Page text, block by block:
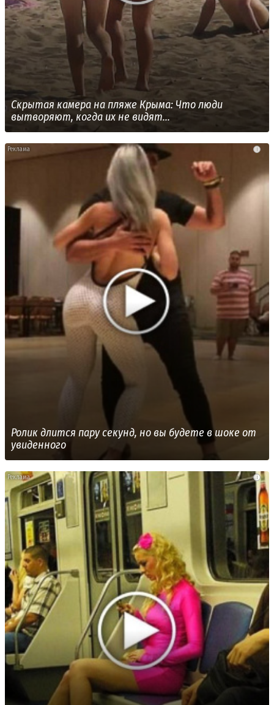
Скрытая камера на пляже Крыма: Что люди
вытворяют, когда их не видят...
i
Ролик длится пару секунд, но вы будете в шоке от
увиденного
i